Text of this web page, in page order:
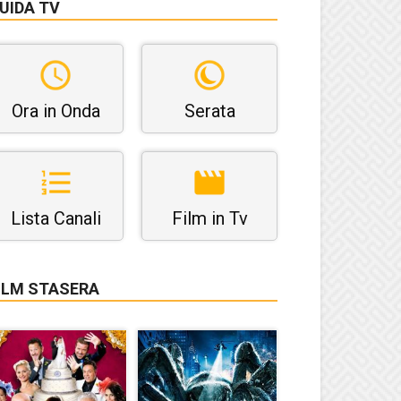
TV
Ora in Onda Serata
Lista Canali Film in Tv
STASERA